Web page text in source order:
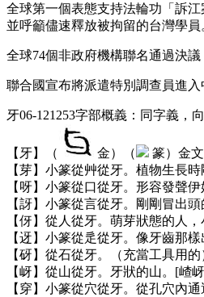
全球第一個表態支持法輪功「訴
並呼籲儘速釋放被拘留的台灣學員
全球74個非政府機構聯名通過決
聯合國宣布將派遣特別調查員進
牙06-121253字部概義：同字義，
【牙】（ 金）（
篆）金
【芽】小篆從艸從牙。植物生長
【呀】小篆從口從牙。形容發聲
【訝】小篆從言從牙。剛剛冒出
【伢】從人從牙。萌芽狀態的人，
【迓】小篆從辵從牙。像牙齒那
【砑】從石從牙。（充當工具用的
【岈】從山從牙。牙狀的山。[嵖
【穿】小篆從穴從牙。從孔穴內